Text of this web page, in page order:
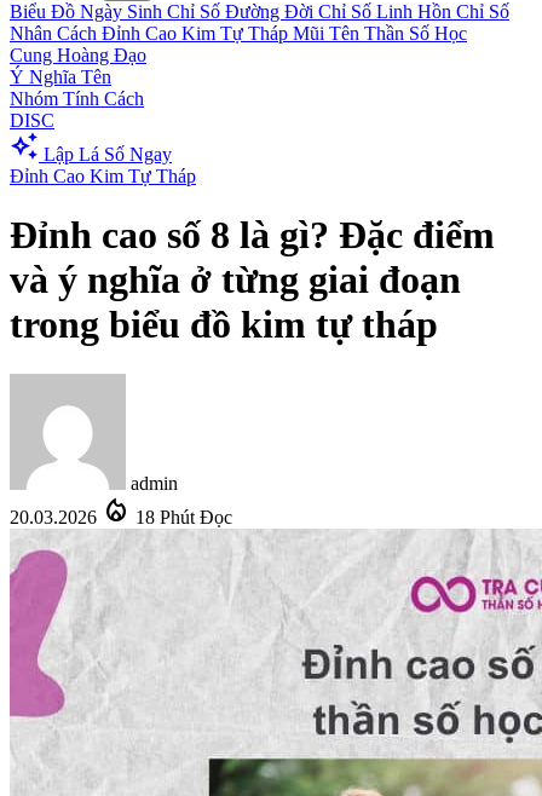
Biểu Đồ Ngày Sinh Chỉ Số Đường Đời Chỉ Số Linh Hồn Chỉ Số
Nhân Cách Đỉnh Cao Kim Tự Tháp Mũi Tên Thần Số Học
Cung Hoàng Đạo
Ý Nghĩa Tên
Nhóm Tính Cách
DISC
auto_awesome Lập Lá Số Ngay
Đỉnh Cao Kim Tự Tháp
Đỉnh cao số 8 là gì? Đặc điểm
và ý nghĩa ở từng giai đoạn
trong biểu đồ kim tự tháp
admin
20.03.2026 local_fire_department 18 Phút Đọc